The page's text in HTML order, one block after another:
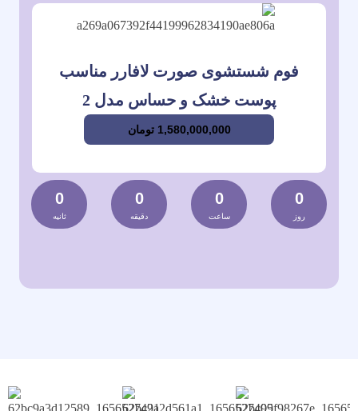
فوم شستشوی صورت لافارر مناسب
پوست خشک و حساس مدل 2
1,580,000,000 تومان
0
روز
0
ساعت
0
دقیقه
0
ثانیه‌